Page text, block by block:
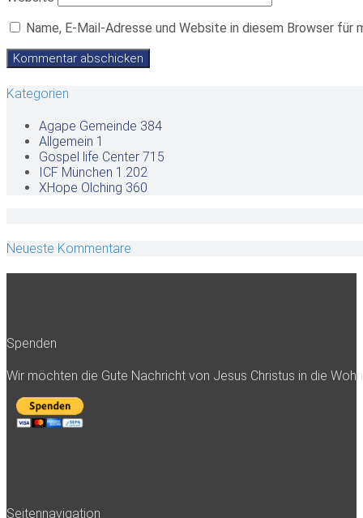
Name, E-Mail-Adresse und Website in diesem Browser für
Kategorien
Agape Gemeinde 384
Allgemein 1
Gospel life Center 715
ICF München 1.202
XHope Olching 360
Neueste Kommentare
Spenden
Wir möchten die Gute Nachricht von Jesus Christus in die
Seitennavigation